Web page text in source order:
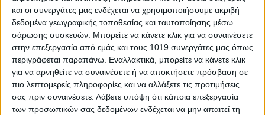
και οι συνεργάτες μας ενδέχεται να χρησιμοποιήσουμε ακριβή
δεδομένα γεωγραφικής τοποθεσίας και ταυτοποίησης μέσω
σάρωσης συσκευών. Μπορείτε να κάνετε κλικ για να συναινέσετε
στην επεξεργασία από εμάς και τους 1019 συνεργάτες μας όπως
περιγράφεται παραπάνω. Εναλλακτικά, μπορείτε να κάνετε κλικ
για να αρνηθείτε να συναινέσετε ή να αποκτήσετε πρόσβαση σε
πιο λεπτομερείς πληροφορίες και να αλλάξετε τις προτιμήσεις
σας πριν συναινέσετε. Λάβετε υπόψη ότι κάποια επεξεργασία
των προσωπικών σας δεδομένων ενδέχεται να μην απαιτεί τη